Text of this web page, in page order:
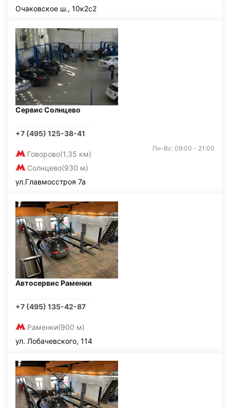
Очаковское ш., 10к2с2
Сервис Солнцево
+7 (495) 125-38-41
Говорово(1,35 км)
Солнцево(930 м)
Пн-Вс: 09:00 - 21:00
ул.Главмосстроя 7а
Автосервис Раменки
+7 (495) 135-42-87
Раменки(900 м)
ул. Лобачевского, 114